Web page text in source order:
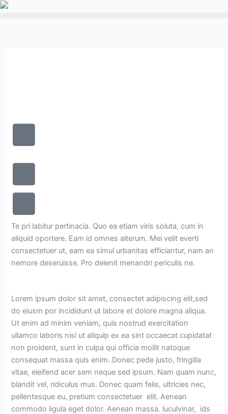
Aller
Te pri labitur pertinacia. Quo ea etiam viris soluta, cum in
aliquid oportere. Eam id omnes alterum. Mei velit everti
consectetuer ut, eam ea simul urbanitas efficiantur, nam an
nemore deseruisse. Pro delenit menandri periculis ne.
Lorem ipsum dolor sit amet, consectet adipiscing elit,sed
do eiusm por incididunt ut labore et dolore magna aliqua.
Ut enim ad minim veniam, quis nostrud exercitation
ullamco laboris nisi ut aliquip ex ea sint occaecat cupidatat
non proident, sunt in culpa qui officia mollit natoque
consequat massa quis enim. Donec pede justo, fringilla
vitae, eleifend acer sem neque sed ipsum. Nam quam nunc,
blandit vel, ridiculus mus. Donec quam felis, ultricies nec,
pellentesque eu, pretium consectetuer elit. Aenean
commodo ligula eget dolor. Aenean massa. luculvinar, ids